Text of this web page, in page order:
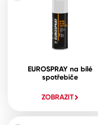
EUROSPRAY na bílé
spotřebiče
ZOBRAZIT